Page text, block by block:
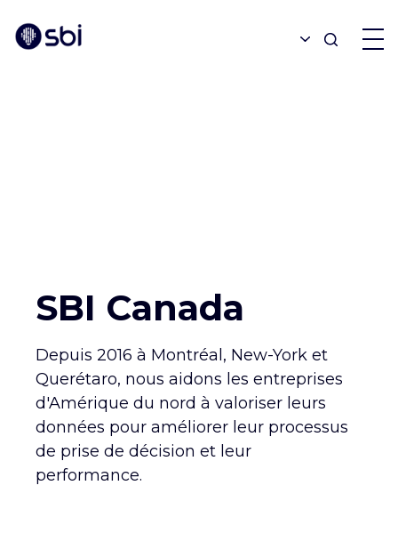
À PROPOS
CARRIÈRE
SBI Canada
Depuis 2016 à Montréal, New-York et
Querétaro, nous aidons les entreprises
d'Amérique du nord à valoriser leurs
données pour améliorer leur processus
de prise de décision et leur
performance.